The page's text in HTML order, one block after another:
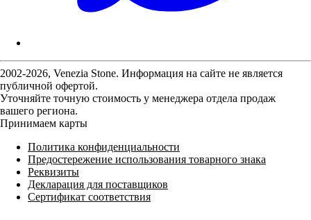
2002-2026, Venezia Stone. Информация на сайте не является
публичной офертой.
Уточняйте точную стоимость у менеджера отдела продаж
вашего региона.
Принимаем карты
Политика конфиденциальности
Предостережение использования товарного знака
Реквизиты
Декларация для поставщиков
Сертификат соответствия